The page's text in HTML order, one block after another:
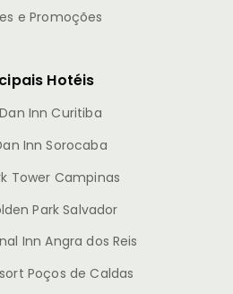
e Promoções
Hotéis
Inn Curitiba
Inn Sorocaba
Tower Campinas
Park Salvador
Inn Angra dos Reis
Poços de Caldas